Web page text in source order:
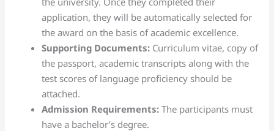
application, they will be automatically selected for
the award on the basis of academic excellence.
Supporting Documents: Curriculum vitae, copy of
the passport, academic transcripts along with the
test scores of language proficiency should be
attached.
Admission Requirements:The participants must
have a bachelor’s degree.